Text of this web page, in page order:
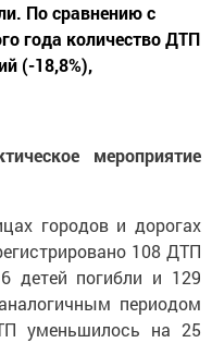
По сравнению с
года количество ДТП
(-18,8%),
мероприятие
городов и дорогах
108 ДТП
детей погибли и 129
периодом
уменьшилось на 25